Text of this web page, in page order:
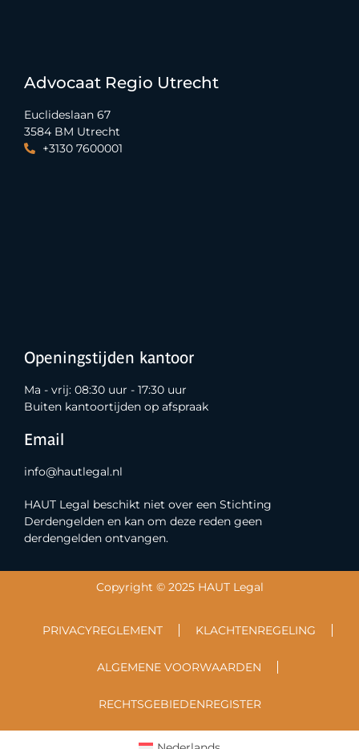
Advocaat Regio Utrecht
Euclideslaan 67
3584 BM Utrecht
+3130 7600001
Openingstijden kantoor
Ma - vrij: 08:30 uur - 17:30 uur
Buiten kantoortijden op afspraak
Email
info@hautlegal.nl
HAUT Legal beschikt niet over een Stichting
Derdengelden en kan om deze reden geen
derdengelden ontvangen.
Copyright © 2025 HAUT Legal
PRIVACYREGLEMENT KLACHTENREGELING
ALGEMENE VOORWAARDEN
RECHTSGEBIEDENREGISTER